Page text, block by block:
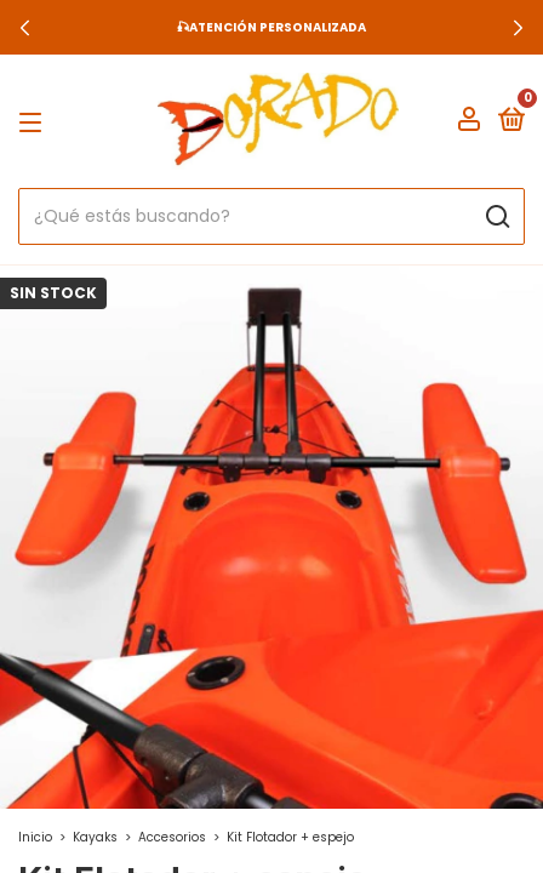
🎣ATENCIÓN PERSONALIZADA
0
SIN STOCK
Inicio > Kayaks > Accesorios > Kit Flotador + espejo